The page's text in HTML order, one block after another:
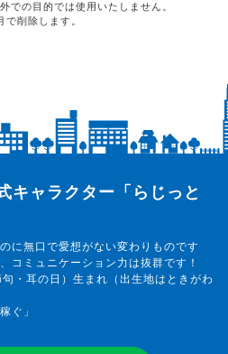
での目的では使用いたしません。
削除します。
キャラクター「らじっと
に無口で愛想がない変わりものです
コミュニケーション力は抜群です！
・耳の日）生まれ（出生地はときがわ
ぐ」